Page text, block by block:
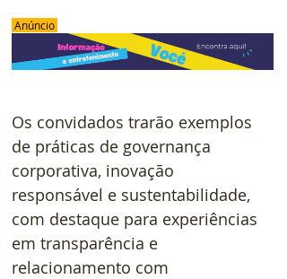
Anúncio
Os convidados trarão exemplos
de práticas de governança
corporativa, inovação
responsável e sustentabilidade,
com destaque para experiências
em transparência e
relacionamento com